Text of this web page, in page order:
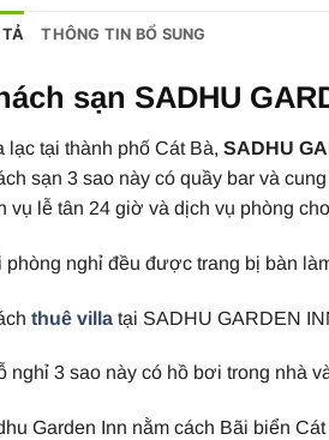
THÔNG TIN BỔ SUNG
sạn SADHU
lạc tại thành phố Cát Bà, SADHU
sạn 3 sao này có quầy bar và
vụ lễ tân 24 giờ và dịch vụ phòng
phòng nghỉ đều được trang bị bàn
thuê villa tại SADHU GARDEN
nghỉ 3 sao này có hồ bơi trong nhà
Garden Inn nằm cách Bãi biển